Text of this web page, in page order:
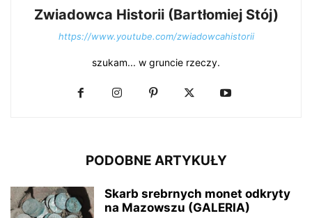
Zwiadowca Historii (Bartłomiej Stój)
https://www.youtube.com/zwiadowcahistorii
szukam... w gruncie rzeczy.
PODOBNE ARTYKUŁY
Skarb srebrnych monet odkryty
na Mazowszu (GALERIA)